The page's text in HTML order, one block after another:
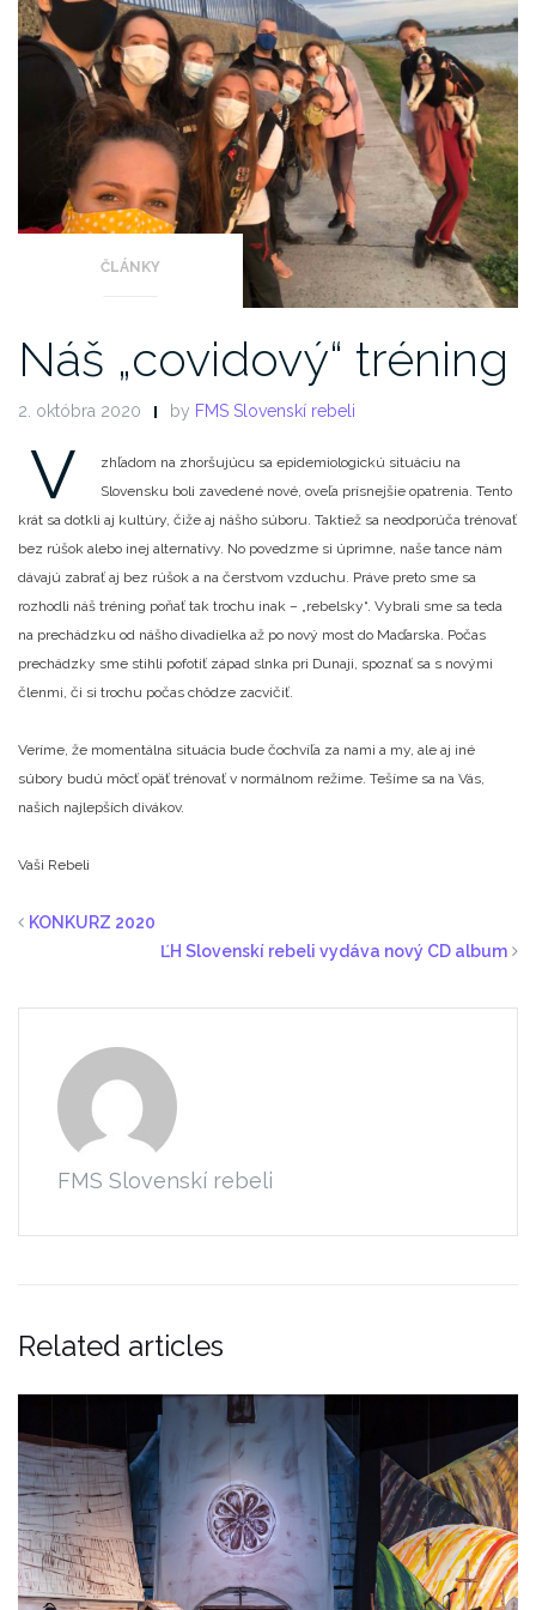
ČLÁNKY
Náš „covidový“ tréning
2. októbra 2020 by FMS Slovenskí rebeli
V
zhľadom na zhoršujúcu sa epidemiologickú situáciu na
Slovensku boli zavedené nové, oveľa prísnejšie opatrenia. Tento
krát sa dotkli aj kultúry, čiže aj nášho súboru. Taktiež sa neodporúča trénovať
bez rúšok alebo inej alternatívy. No povedzme si úprimne, naše tance nám
dávajú zabrať aj bez rúšok a na čerstvom vzduchu. Práve preto sme sa
rozhodli náš tréning poňať tak trochu inak – „rebelsky“. Vybrali sme sa teda
na prechádzku od nášho divadielka až po nový most do Maďarska. Počas
prechádzky sme stihli pofotiť západ slnka pri Dunaji, spoznať sa s novými
členmi, či si trochu počas chôdze zacvičiť.
Veríme, že momentálna situácia bude čochvíľa za nami a my, ale aj iné
súbory budú môcť opäť trénovať v normálnom režime. Tešíme sa na Vás,
našich najlepších divákov.
Vaši Rebeli
KONKURZ 2020
ĽH Slovenskí rebeli vydáva nový CD album
FMS Slovenskí rebeli
Related articles